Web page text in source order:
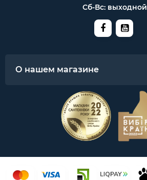
Сб-Вс: выходной
О нашем магазине